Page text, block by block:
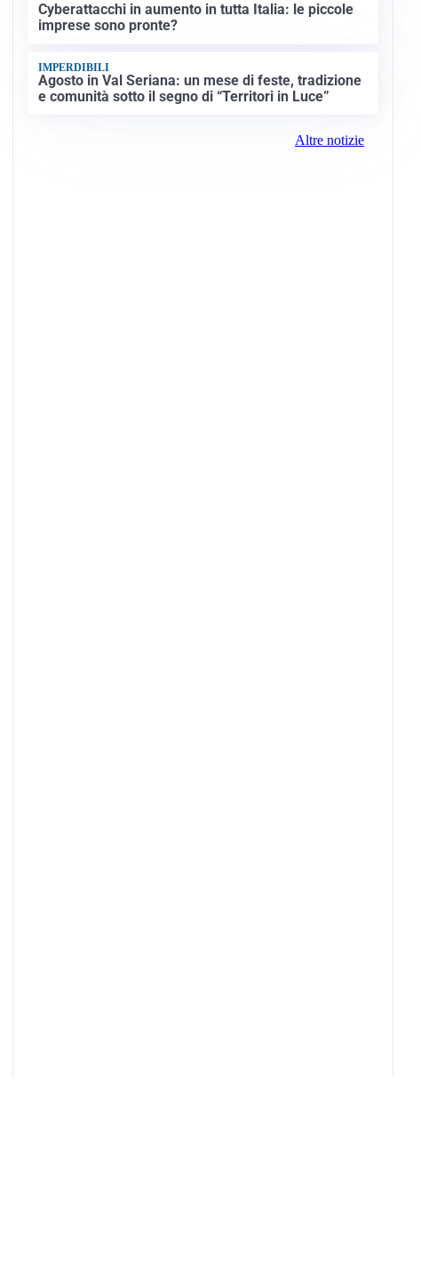
Cyberattacchi in aumento in tutta Italia: le piccole
imprese sono pronte?
IMPERDIBILI
Agosto in Val Seriana: un mese di feste, tradizione
e comunità sotto il segno di “Territori in Luce”
Altre notizie